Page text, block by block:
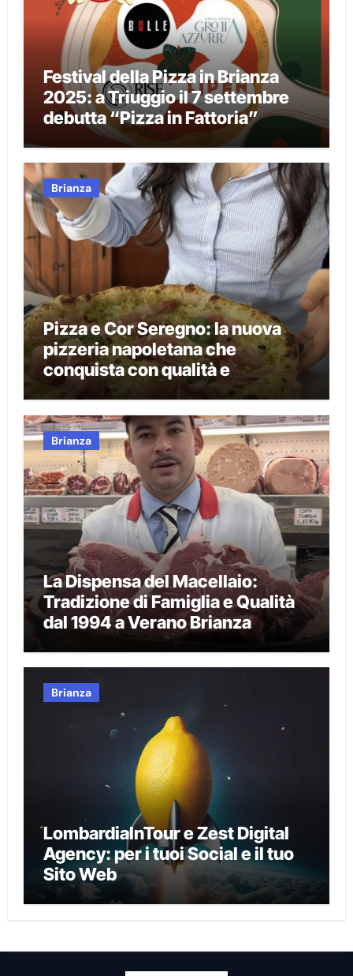
Festival della Pizza in Brianza
2025: a Triuggio il 7 settembre
debutta “Pizza in Fattoria”
Brianza
Pizza e Cor Seregno: la nuova
pizzeria napoletana che
conquista con qualità e
tradizione
Brianza
La Dispensa del Macellaio:
Tradizione di Famiglia e Qualità
dal 1994 a Verano Brianza
Brianza
LombardiaInTour e Zest Digital
Agency: per i tuoi Social e il tuo
Sito Web